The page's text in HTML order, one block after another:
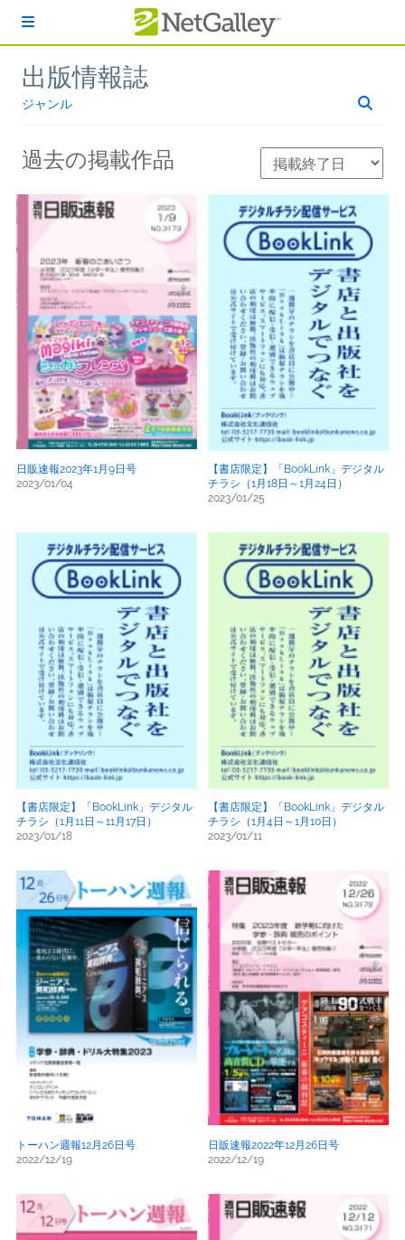
出版情報誌
ジャンル
過去の掲載作品
日販速報2023年1月9日号
2023/01/04
【書店限定】「BookLink」デジタル
チラシ（1月18日～1月24日）
2023/01/25
【書店限定】「BookLink」デジタル
チラシ（1月11日～11月17日）
2023/01/18
【書店限定】「BookLink」デジタル
チラシ（1月4日～1月10日）
2023/01/11
トーハン週報12月26日号
2022/12/19
日販速報2022年12月26日号
2022/12/19